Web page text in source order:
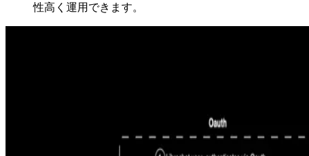
性高く運用できます。